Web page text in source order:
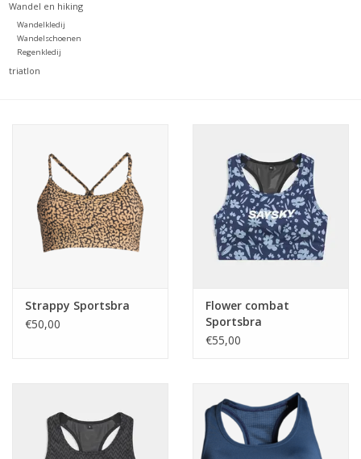
Wandel en hiking
Wandelkledij
Wandelschoenen
Regenkledij
triatlon
Strappy Sportsbra
€50,00
Flower combat
Sportsbra
€55,00